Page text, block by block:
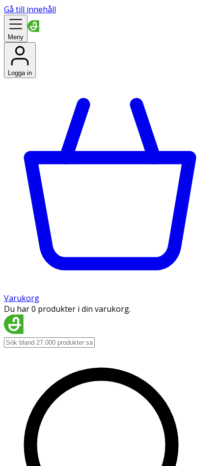
Gå till innehåll
Meny
Logga in
Varukorg
Du har 0 produkter i din varukorg.